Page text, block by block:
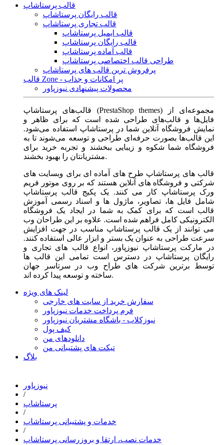
قالب پرستاشاپ
قالب رایگان پرستاشاپ
قالب تجاری پرستاشاپ
قالب ایمیل پرستاشاپ
قالب رایگان پرستاشاپ
قالب آماده پرستاشاپ
طراحی قالب اختصاصی پرستاشاپ
پرفروش ترین قالب های پرستاشاپ
قالب Zone - پر امکانات و جذاب
محصولات پیشنهادی نیوزپاور
قالب‌های پرستاشاپ (PrestaShop themes) مجموعه‌ای از
فایل‌ها و قالب‌های طراحی شده است که برای ظاهر و
نمایش فروشگاه آنلاین شما در پرستاشاپ استفاده می‌شود.
این قالب‌ها بصورت حرفه‌ای طراحی و توسعه می‌شوند تا به
فروشگاه شما شکوه و زیبایی ببخشند و تجربه خرید برای
مشتریانتان را بهبود بخشند.
قالب های پرستاشاپ طرح های آماده ای برای وبسایت های
شرکتی و فروشگاه های آنلاین هستند که بر روی موتور فریم
ورک پرستاشاپ کار می کنند. یک پکیج قالب پرستاشاپ
شامل فایل ها، تصاویر، ماژول ها و اسناد رسمی آموزش
قالب است که برای کمک به شما در ایجاد یک فروشگاه
الکترونیکی کامل فراهم شده است. علاوه بر این طراحان وب
می توانند از یک قالب پرستاشاپ مناسب در جهت افزایش
سرعت طراحی به عنوان یک بستر و ابزار عالی استفاده کنند.
در مارکت پرستاشاپ نیوزپاور، انواع قالب های تجاری و
رایگان پرستاشاپ در دسترس است تمامی این قالب ها
توسط برترین شرکت های طراح وب در سرتاسر جهان
ساخته و توسعه پیدا کرده اند.
لینک های ویژه
سفارش خرید از سایت های خارجی
فرم پرداخت خدمات نیوزپاور
نیوزکلاب - باشگاه مشتریان نیوزپاور
کیف پول
دانلودهای من
تیکت های پشتیبانی من
بلاگ
نیوزپاور
/
پرستاشاپ
/
خدمات و پشتیبانی پرستاشاپ
/
خدمات نصب، ارتقا و بروزرسانی پرستاشاپ